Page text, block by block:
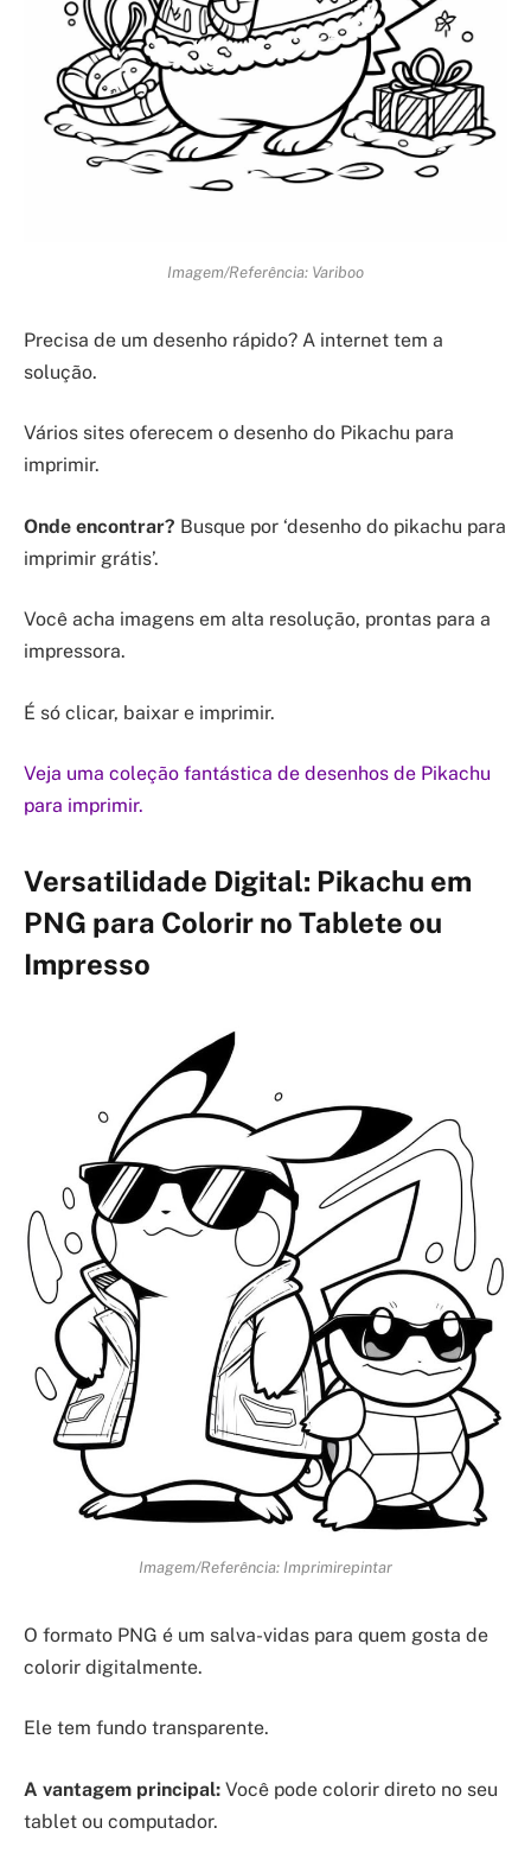
Imagem/Referência: Variboo
Precisa de um desenho rápido? A internet tem a
solução.
Vários sites oferecem o desenho do Pikachu para
imprimir.
Onde encontrar? Busque por ‘desenho do pikachu para
imprimir grátis’.
Você acha imagens em alta resolução, prontas para a
impressora.
É só clicar, baixar e imprimir.
Veja uma coleção fantástica de desenhos de Pikachu
para imprimir.
Versatilidade Digital: Pikachu em
PNG para Colorir no Tablete ou
Impresso
Imagem/Referência: Imprimirepintar
O formato PNG é um salva-vidas para quem gosta de
colorir digitalmente.
Ele tem fundo transparente.
A vantagem principal: Você pode colorir direto no seu
tablet ou computador.